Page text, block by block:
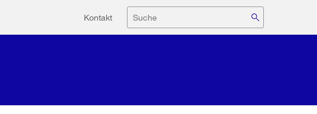
Hilfsnavigation
Kontakt Suche